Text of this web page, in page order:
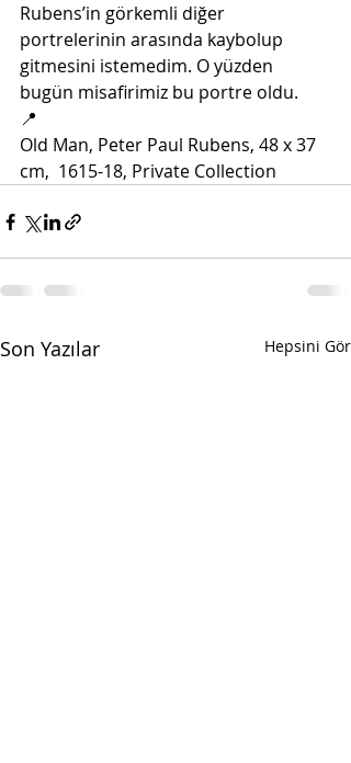
Rubens’in görkemli diğer
portrelerinin arasında kaybolup
gitmesini istemedim. O yüzden
bugün misafirimiz bu portre oldu.
📍
Old Man, Peter Paul Rubens, 48 x 37
cm,  1615-18, Private Collection
Son Yazılar Hepsini Gör